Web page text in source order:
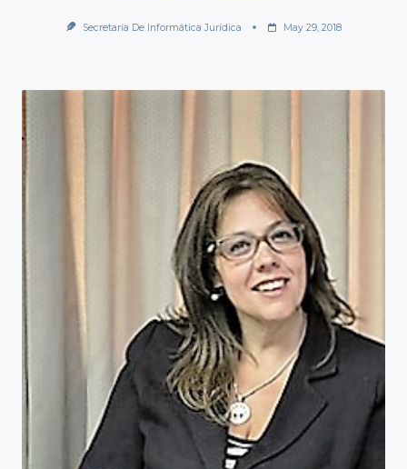
Secretaría De Informática Jurídica May 29, 2018